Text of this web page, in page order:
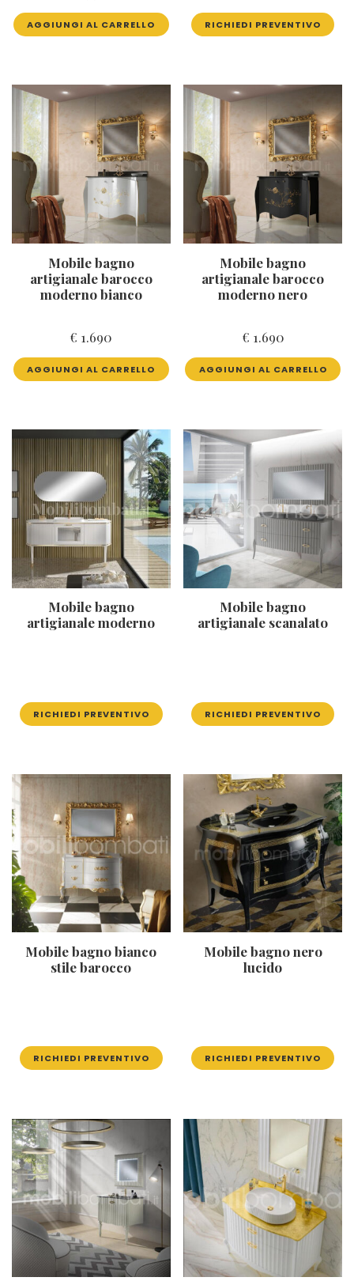
AGGIUNGI AL CARRELLO RICHIEDI PREVENTIVO
Mobile bagno
artigianale barocco
moderno bianco
€ 1.690
AGGIUNGI AL CARRELLO
Mobile bagno
artigianale barocco
moderno nero
€ 1.690
AGGIUNGI AL CARRELLO
Mobile bagno
artigianale moderno
RICHIEDI PREVENTIVO
Mobile bagno
artigianale scanalato
RICHIEDI PREVENTIVO
Mobile bagno bianco
stile barocco
RICHIEDI PREVENTIVO
Mobile bagno nero
lucido
RICHIEDI PREVENTIVO